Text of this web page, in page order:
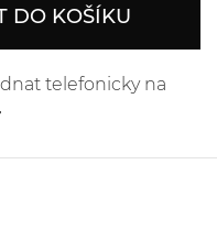
DO KOŠÍKU
telefonicky na